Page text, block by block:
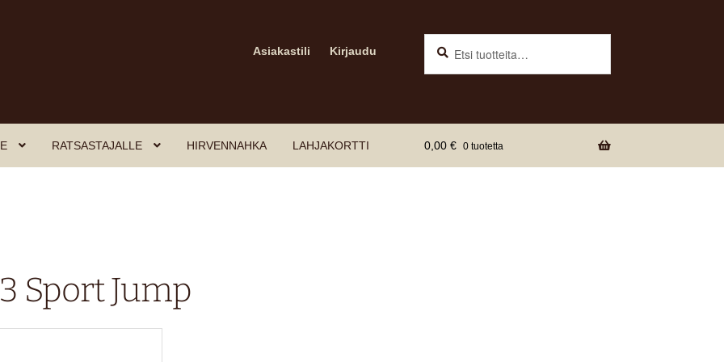
Asiakastili Kirjaudu
RATSASTAJALLE HIRVENNAHKA LAHJAKORTTI 0,00 € 0 tuotetta
Sport Jump